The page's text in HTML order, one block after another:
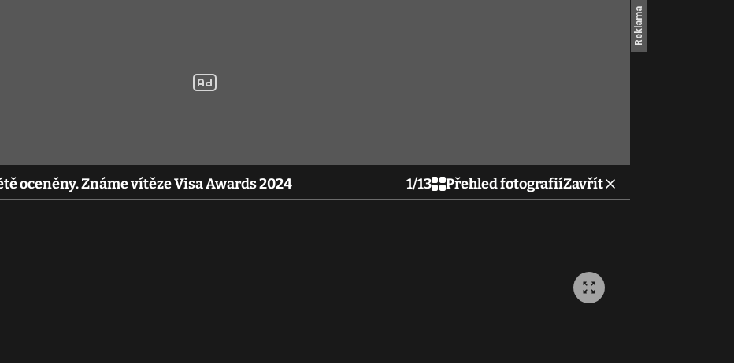
oceněny. Známe vítěze Visa Awards 2024 1/13 Přehled fotografiíZavřít